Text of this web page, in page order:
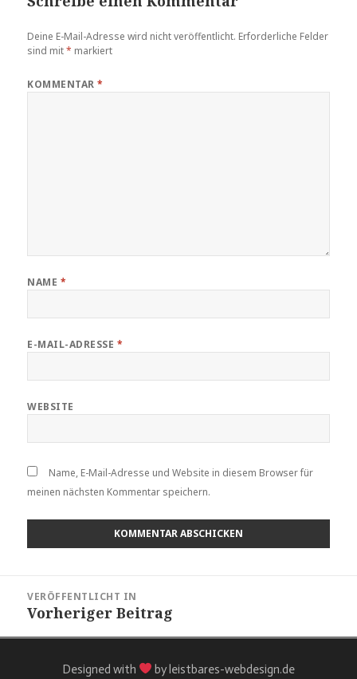
Deine E-Mail-Adresse wird nicht veröffentlicht. Erforderliche Felder
sind mit* markiert
KOMMENTAR*
NAME *
E-MAIL-ADRESSE *
WEBSITE
Name, E-Mail-Adresse und Website in diesem Browser für
meinen nächsten Kommentar speichern.
VERÖFFENTLICHT IN
Vorheriger Beitrag
Designed with by leistbares-webdesign.de